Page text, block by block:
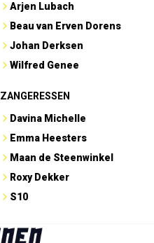
Arjen Lubach
Beau van Erven Dorens
Johan Derksen
Wilfred Genee
ZANGERESSEN
Davina Michelle
Emma Heesters
Maan de Steenwinkel
Roxy Dekker
S10